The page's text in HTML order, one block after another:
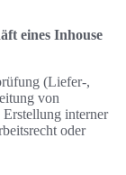
eines Inhouse
(Liefer-,
von
interner
oder